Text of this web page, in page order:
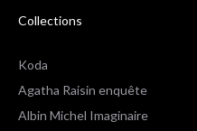
Collections
Koda
Agatha Raisin enquête
Albin Michel Imaginaire